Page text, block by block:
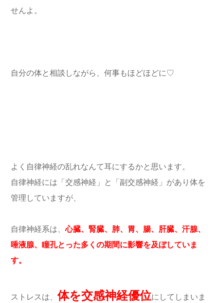
せんよ。
自分の体と相談しながら、何事もほどほどに♡
よく自律神経の乱れなんて耳にするかと思います。
自律神経には「交感神経」と「副交感神経」があり体を
管理していますが、
自律神経系は、心臓、腎臓、肺、胃、腸、肝臓、汗腺、
唾液腺、瞳孔とった多くの期間に影響を及ぼしていま
す。
ストレスは、体を交感神経優位にしてしまいま